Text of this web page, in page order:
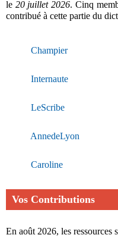
le 20 juillet 2026. Cinq
contribué à cette partie du
Champier
Internaute
LeScribe
AnnedeLyon
Caroline
Vos Contributions
En août 2026, les ressources